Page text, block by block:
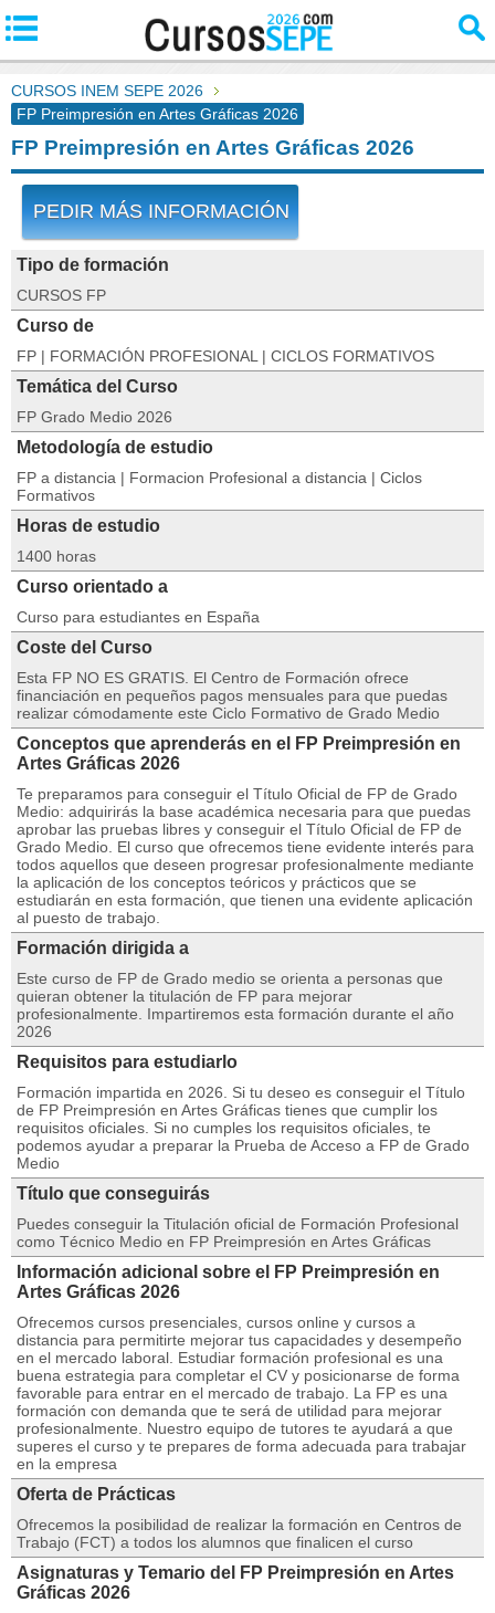
CURSOS INEM SEPE 2026
FP Preimpresión en Artes Gráficas 2026
FP Preimpresión en Artes Gráficas 2026
PEDIR MÁS INFORMACIÓN
Tipo de formación
CURSOS FP
Curso de
FP | FORMACIÓN PROFESIONAL | CICLOS FORMATIVOS
Temática del Curso
FP Grado Medio 2026
Metodología de estudio
FP a distancia | Formacion Profesional a distancia | Ciclos
Formativos
Horas de estudio
1400 horas
Curso orientado a
Curso para estudiantes en España
Coste del Curso
Esta FP NO ES GRATIS. El Centro de Formación ofrece
financiación en pequeños pagos mensuales para que puedas
realizar cómodamente este Ciclo Formativo de Grado Medio
Conceptos que aprenderás en el FP Preimpresión en
Artes Gráficas 2026
Te preparamos para conseguir el Título Oficial de FP de Grado
Medio: adquirirás la base académica necesaria para que puedas
aprobar las pruebas libres y conseguir el Título Oficial de FP de
Grado Medio. El curso que ofrecemos tiene evidente interés para
todos aquellos que deseen progresar profesionalmente mediante
la aplicación de los conceptos teóricos y prácticos que se
estudiarán en esta formación, que tienen una evidente aplicación
al puesto de trabajo.
Formación dirigida a
Este curso de FP de Grado medio se orienta a personas que
quieran obtener la titulación de FP para mejorar
profesionalmente. Impartiremos esta formación durante el año
2026
Requisitos para estudiarlo
Formación impartida en 2026. Si tu deseo es conseguir el Título
de FP Preimpresión en Artes Gráficas tienes que cumplir los
requisitos oficiales. Si no cumples los requisitos oficiales, te
podemos ayudar a preparar la Prueba de Acceso a FP de Grado
Medio
Título que conseguirás
Puedes conseguir la Titulación oficial de Formación Profesional
como Técnico Medio en FP Preimpresión en Artes Gráficas
Información adicional sobre el FP Preimpresión en
Artes Gráficas 2026
Ofrecemos cursos presenciales, cursos online y cursos a
distancia para permitirte mejorar tus capacidades y desempeño
en el mercado laboral. Estudiar formación profesional es una
buena estrategia para completar el CV y posicionarse de forma
favorable para entrar en el mercado de trabajo. La FP es una
formación con demanda que te será de utilidad para mejorar
profesionalmente. Nuestro equipo de tutores te ayudará a que
superes el curso y te prepares de forma adecuada para trabajar
en la empresa
Oferta de Prácticas
Ofrecemos la posibilidad de realizar la formación en Centros de
Trabajo (FCT) a todos los alumnos que finalicen el curso
Asignaturas y Temario del FP Preimpresión en Artes
Gráficas 2026